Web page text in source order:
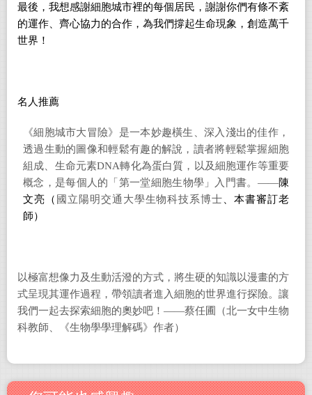
最後，我想感謝細胞城市裡的每個居民，謝謝你們有條不紊
的運作、齊心協力的合作，為我們撐起生命現象，創造萬千
世界！
名人推薦
《細胞城市大冒險》是一本妙趣橫生、深入淺出的佳作，
透過生動的圖像和輕鬆有趣的解說，讀者將輕鬆掌握細胞
組成、生命元素DNA轉化為蛋白質，以及細胞運作等重要
概念，是每個人的「第一堂細胞生物學」入門書。——陳
文亮（ 國立陽明交通大學生物科技系博士 、本書審訂老
師）
以極富想像力及生動活潑的方式，將生硬的知識以漫畫的方
式呈現其運作過程，帶領讀者進入細胞的世界進行探險。讓
我們一起去探索細胞的奧妙吧！——蔡任圃（北一女中生物
科教師、《生物學學理解碼》作者）